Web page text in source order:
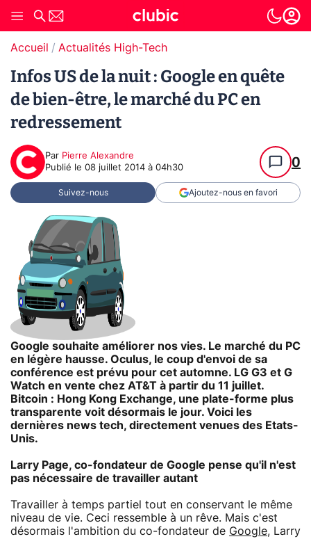
Accueil Actualités High-Tech
Infos US de la nuit : Google en quête
de bien-être, le marché du PC en
redressement
Par Pierre Alexandre
Publié le 08 juillet 2014 à 04h30 0
Suivez-nous Ajoutez-nous en favori
Google souhaite améliorer nos vies. Le marché du PC
en légère hausse. Oculus, le coup d'envoi de sa
conférence est prévu pour cet automne. LG G3 et G
Watch en vente chez AT&T à partir du 11 juillet.
Bitcoin : Hong Kong Exchange, une plate-forme plus
transparente voit désormais le jour. Voici les
dernières news tech, directement venues des Etats-
Unis.
Larry Page, co-fondateur de Google pense qu'il n'est
pas nécessaire de travailler autant
Travailler à temps partiel tout en conservant le même
niveau de vie. Ceci ressemble à un rêve. Mais c'est
désormais l'ambition du co-fondateur de Google, Larry